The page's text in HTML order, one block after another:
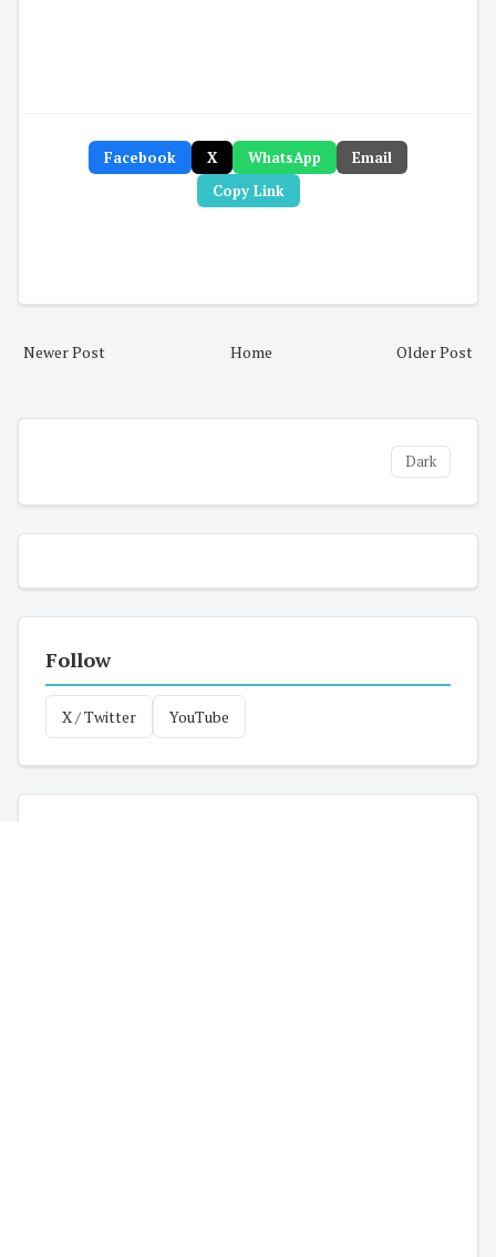
Facebook X WhatsApp
Email
Copy Link
Newer Post Older Post
Home
Dark
Follow
X / Twitter YouTube